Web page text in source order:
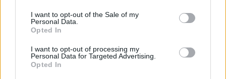
I want to opt-out of the Sale of my
Personal Data.
Opted In
I want to opt-out of processing my
Personal Data for Targeted Advertising.
Opted In